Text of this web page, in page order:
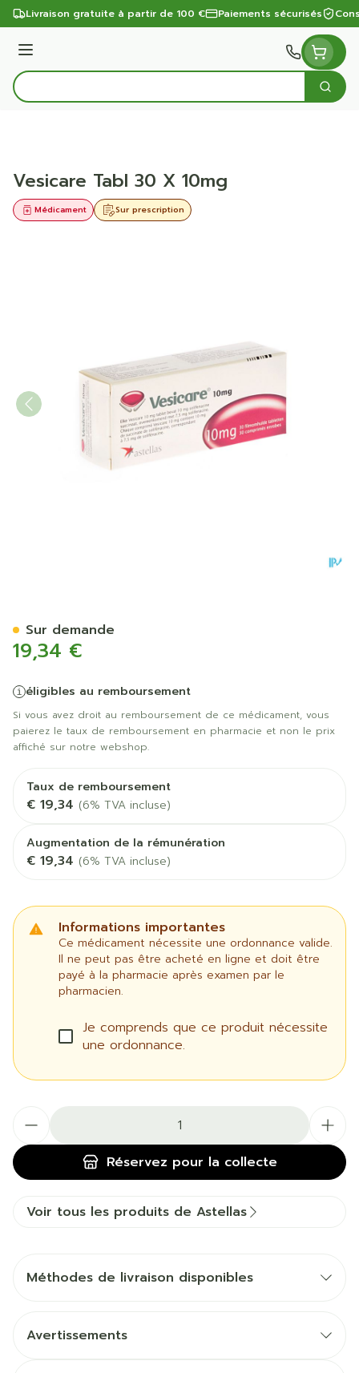
Aller au contenu
Livraison gratuite à partir de 100 € Paiements sécurisés
Menu
Rechercher
Vesicare Tabl 30 X 10mg
Sur prescription
Médicament
19,34 €
éligibles au remboursement
Si vous avez droit au remboursement de ce médicament, vous
paierez le taux de remboursement en pharmacie et non le prix
affiché sur notre webshop.
Taux de remboursement
€ 19,34 (6% TVA incluse)
Augmentation de la rémunération
€ 19,34 (6% TVA incluse)
Informations importantes
Ce médicament nécessite une ordonnance valide.
Il ne peut pas être acheté en ligne et doit être
payé à la pharmacie après examen par le
pharmacien.
Je comprends que ce produit nécessite
une ordonnance.
Réservez pour la collecte
Sur demande
Voir tous les produits de Astellas
Méthodes de livraison disponibles
Avertissements